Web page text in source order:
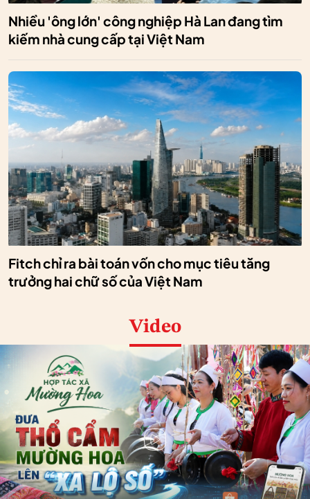
Nhiều 'ông lớn' công nghiệp Hà Lan đang tìm
kiếm nhà cung cấp tại Việt Nam
Fitch chỉ ra bài toán vốn cho mục tiêu tăng
trưởng hai chữ số của Việt Nam
Video